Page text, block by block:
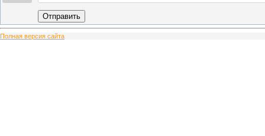
Отправить
Полная версия сайта